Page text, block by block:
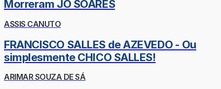
Morreram JÔ SOARES
ASSIS CANUTO
FRANCISCO SALLES de AZEVEDO - Ou
simplesmente CHICO SALLES!
ARIMAR SOUZA DE SÁ